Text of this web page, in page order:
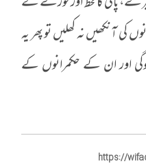
کی آنکھیں نہ کھلیں تو پھر یہ
اور ان کے حکمرانوں کے
https://